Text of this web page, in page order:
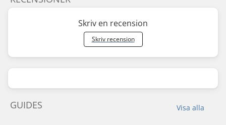
Skriv en recension
Skriv recension
Visa alla
GUIDES